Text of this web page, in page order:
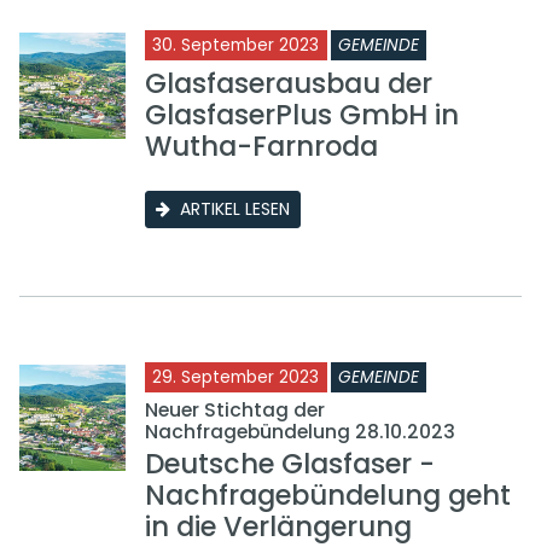
30. September 2023 GEMEINDE
Glasfaserausbau der
GlasfaserPlus GmbH in
Wutha-Farnroda
ARTIKEL LESEN
29. September 2023 GEMEINDE
Neuer Stichtag der
Nachfragebündelung 28.10.2023
Deutsche Glasfaser -
Nachfragebündelung geht
in die Verlängerung